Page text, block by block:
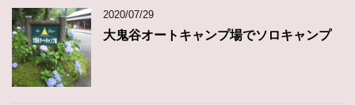
2020/07/29
大鬼谷オートキャンプ場でソロキャンプ